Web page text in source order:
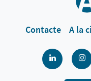
Contacte A la